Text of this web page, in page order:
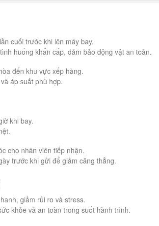
cuối trước khi lên máy bay.
huống khẩn cấp, đảm bảo động vật an toàn.
đến khu vực xếp hàng.
áp suất phù hợp.
khi bay.
cho nhân viên tiếp nhận.
trước khi gửi để giảm căng thẳng.
giảm rủi ro và stress.
khỏe và an toàn trong suốt hành trình.